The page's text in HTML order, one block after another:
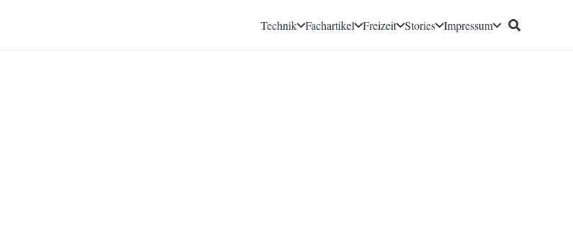
Technik Fachartikel Freizeit Stories Impressum